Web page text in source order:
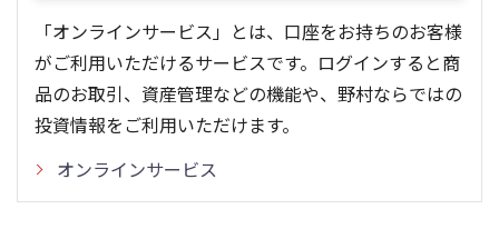
「オンラインサービス」とは、口座をお持ちのお客様
がご利用いただけるサービスです。ログインすると商
品のお取引、資産管理などの機能や、野村ならではの
投資情報をご利用いただけます。
オンラインサービス